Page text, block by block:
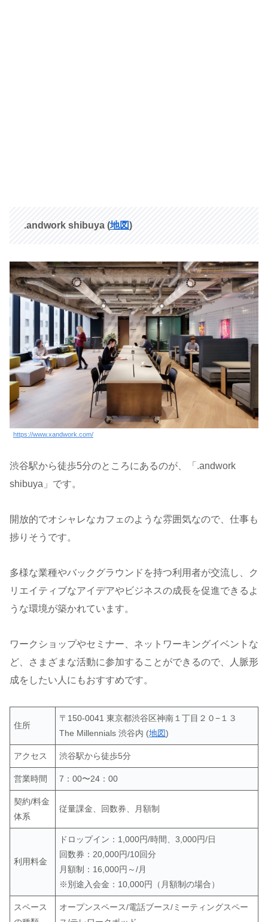
.andwork shibuya (地図)
https://www.xandwork.com/
渋谷駅から徒歩5分のところにあるのが、「.andwork
shibuya」です。
開放的でオシャレなカフェのような雰囲気なので、仕事も
捗りそうです。
多様な業種やバックグラウンドを持つ利用者が交流し、ク
リエイティブなアイデアやビジネスの成長を促進できるよ
うな環境が築かれています。
ワークショップやセミナー、ネットワーキングイベントな
ど、さまざまな活動に参加することができるので、人脈形
成をしたい人にもおすすめです。
住所
〒150-0041 東京都渋谷区神南１丁目２０−１３
The Millennials 渋谷内 (地図)
アクセス 渋谷駅から徒歩5分
営業時間 7：00〜24：00
契約/料金
体系
従量課金、回数券、月額制
利用料金
ドロップイン：1,000円/時間、3,000円/日
回数券：20,000円/10回分
月額制：16,000円～/月
※別途入会金：10,000円（月額制の場合）
スペース
オープンスペース/電話ブース/ミーティングスペー